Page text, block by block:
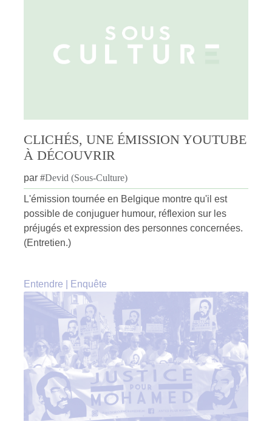
CLICHÉS, UNE ÉMISSION YOUTUBE
À DÉCOUVRIR
par #Devid (Sous-Culture)
L'émission tournée en Belgique montre qu'il est
possible de conjuguer humour, réflexion sur les
préjugés et expression des personnes concernées.
(Entretien.)
Entendre Enquête